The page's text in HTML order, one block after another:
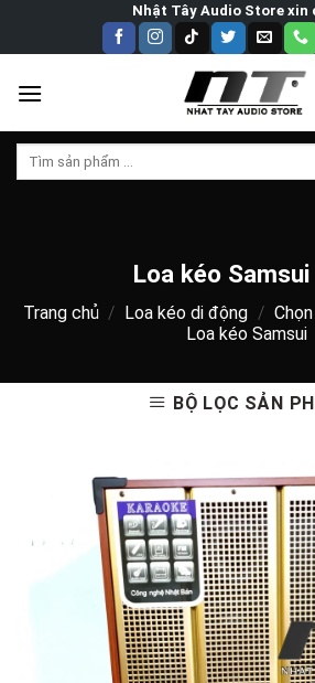
Nhật Tây Audio Store xin
Tìm
Loa kéo Samsui
Trang chủ / Loa kéo di động /
Loa kéo Samsui
BỘ LỌC SẢN